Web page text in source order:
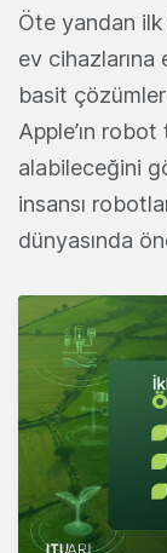
Öte yandan ilk
ev
basit çözümler
Apple’ın
alabileceğini
insansı
dünyasında